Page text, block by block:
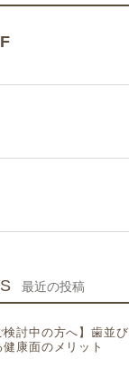
最近の投稿
検討中の方へ】歯並び
康面のメリット